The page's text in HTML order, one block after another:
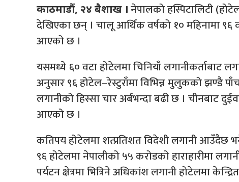
काठमाडौं, २४ बैशाख । नेपालको हस्पिटालिटी
देखिएका छन् । चालू आर्थिक वर्षको १० महिनामा ९६
आएको छ ।
यसमध्ये ६० वटा होटेलमा चिनियाँ लगानीकर्ताबाट
अनुसार ९६ होटेल–रेस्टुराँमा विभिन्न मुलुकको झण्डै
लगानीको हिस्सा चार अर्बभन्दा बढी छ । चीनबाट
आएको छ ।
कतिपय होटेलमा शत्प्रतिशत विदेशी लगानी आउँदैछ
९६ होटेलमा नेपालीको ५५ करोडको हाराहारीमा
पर्यटन क्षेत्रमा भित्रिने अधिकांश लगानी होटेलमा